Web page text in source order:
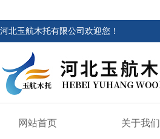
河北玉航木托有限公司欢迎您！
网站首页 关于我们